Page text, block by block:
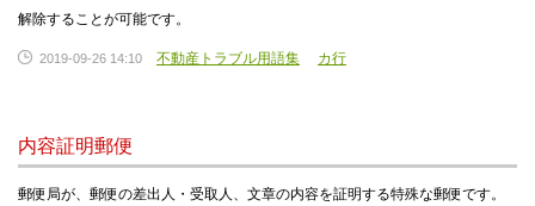
解除することが可能です。
2019-09-26 14:10 不動産トラブル用語集 カ行
内容証明郵便
郵便局が、郵便の差出人・受取人、文章の内容を証明する特殊な郵便です。